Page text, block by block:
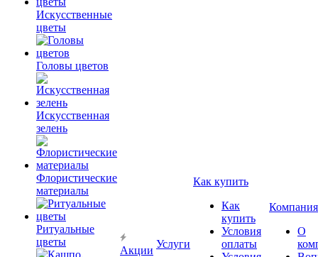
Искусственные
цветы
Головы цветов
Искусственная
зелень
Флористические
материалы
Ритуальные
цветы
Акции
Услуги
Как купить
Как
купить
Условия
оплаты
Компания
О